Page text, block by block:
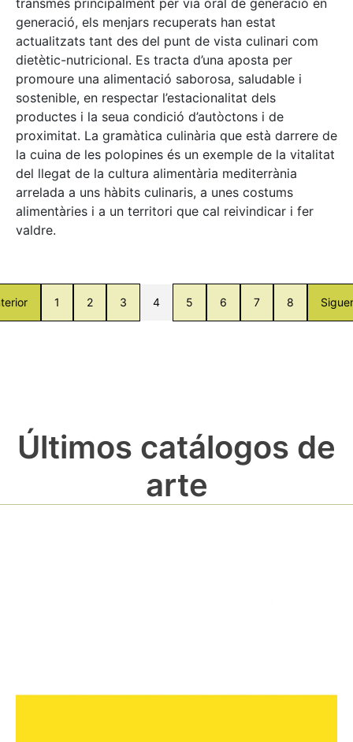
generació, els menjars recuperats han estat
actualitzats tant des del punt de vista culinari com
dietètic-nutricional. Es tracta d’una aposta per
promoure una alimentació saborosa, saludable i
sostenible, en respectar l’estacionalitat dels
productes i la seua condició d’autòctons i de
proximitat. La gramàtica culinària que està darrere de
la cuina de les polopines és un exemple de la vitalitat
del llegat de la cultura alimentària mediterrània
arrelada a uns hàbits culinaris, a unes costums
alimentàries i a un territori que cal reivindicar i fer
valdre.
1 2 3 4 5 6 7 8
Últimos catálogos de
arte